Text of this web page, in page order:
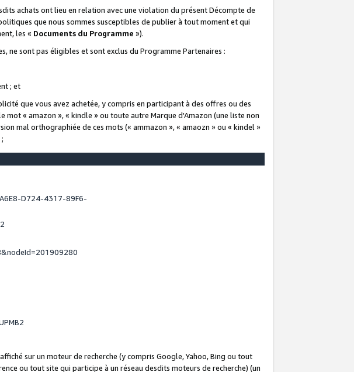
achats ont lieu en relation avec une violation du présent Décompte de
que nous sommes susceptibles de publier à tout moment et qui
les « Documents du Programme »).
ne sont pas éligibles et sont exclus du Programme Partenaires :
; et
que vous avez achetée, y compris en participant à des offres ou des
« amazon », « kindle » ou toute autre Marque d'Amazon (une liste non
mal orthographiée de ces mots (« ammazon », « amaozn » ou « kindel »
D724-4317-89F6-
sur un moteur de recherche (y compris Google, Yahoo, Bing ou tout
ou tout site qui participe à un réseau desdits moteurs de recherche) (un